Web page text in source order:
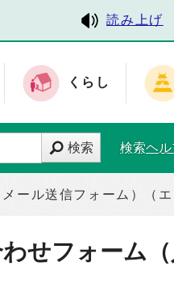
読み上げ
くらし
検索 検索ヘル
ール送信フォーム）（エ
せフォーム（